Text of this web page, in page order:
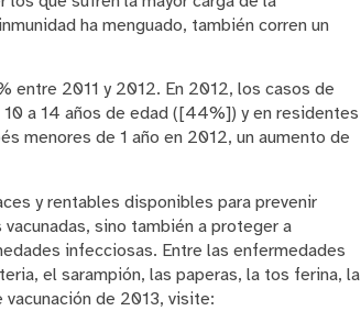
ha menguado, también corren un
entre 2011 y 2012. En 2012, los casos de
a 14 años de edad ([44%]) y en residentes
menores de 1 año en 2012, un aumento de
y rentables disponibles para prevenir
sino también a proteger a
infecciosas. Entre las enfermedades
el sarampión, las paperas, la tos ferina, la
de 2013, visite: